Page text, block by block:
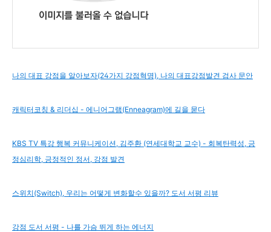
나의 대표 강점을 알아보자(24가지 강점혁명), 나의 대표강점발견 검사 문안
캐릭터코칭 & 리더십 - 에니어그램(Enneagram)에 길을 묻다
KBS TV 특강 행복 커뮤니케이션, 김주환 (연세대학교 교수) - 회복탄력성, 긍
정심리학, 긍정적인 정서, 강점 발견
스위치(Switch), 우리는 어떻게 변화할수 있을까? 도서 서평 리뷰
강점 도서 서평 - 나를 가슴 뛰게 하는 에너지